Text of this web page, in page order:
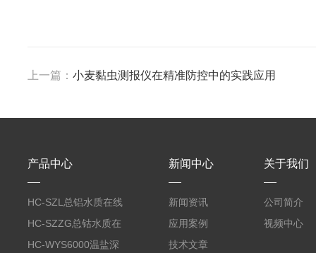
上一篇： 小麦黏虫测报仪在精准防控中的实践应用
产品中心
HC-SZL总铝水质在线
分析仪
HC-SZZG总钴水质在
线分析仪
HC-WYS6000温盐深
新闻中心
新闻资讯
应用案例
技术文章
关于我们
公司简介
视频中心